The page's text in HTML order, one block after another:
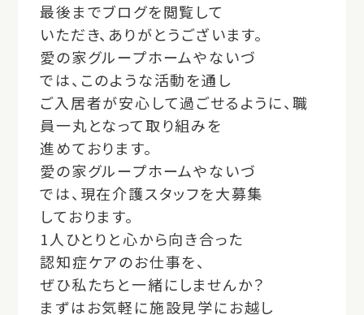
最後までブログを閲覧して
いただき、ありがとうございます。
愛の家グループホームやないづ
では、このような活動を通し
ご入居者が安心して過ごせるように、職
員一丸となって取り組みを
進めております。
愛の家グループホームやないづ
では、現在介護スタッフを大募集
しております。
1人ひとりと心から向き合った
認知症ケアのお仕事を、
ぜひ私たちと一緒にしませんか？
まずはお気軽に施設見学にお越し